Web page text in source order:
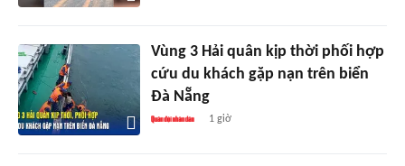
Vùng 3 Hải quân kịp thời phối hợp
cứu du khách gặp nạn trên biển
Đà Nẵng
1 giờ